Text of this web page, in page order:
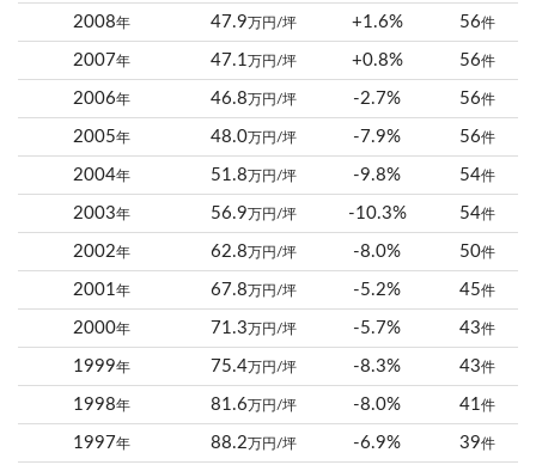
2008年 47.9万円/坪 +1.6% 56件
2007年 47.1万円/坪 +0.8% 56件
2006年 46.8万円/坪 -2.7% 56件
2005年 48.0万円/坪 -7.9% 56件
2004年 51.8万円/坪 -9.8% 54件
2003年 56.9万円/坪 -10.3% 54件
2002年 62.8万円/坪 -8.0% 50件
2001年 67.8万円/坪 -5.2% 45件
2000年 71.3万円/坪 -5.7% 43件
1999年 75.4万円/坪 -8.3% 43件
1998年 81.6万円/坪 -8.0% 41件
1997年 88.2万円/坪 -6.9% 39件